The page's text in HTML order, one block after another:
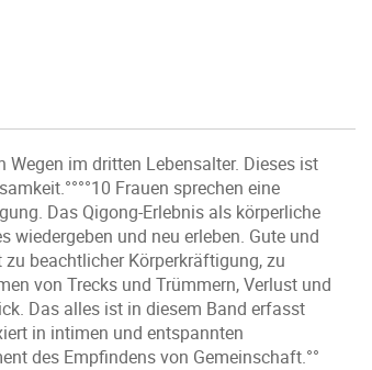
im dritten Lebensalter. Dieses ist
Frauen sprechen eine
Das Qigong-Erlebnis als körperliche
und neu erleben. Gute und
beachtlicher Körperkräftigung, zu
von Trecks und Trümmern, Verlust und
Das alles ist in diesem Band erfasst
in intimen und entspannten
des Empfindens von Gemeinschaft.°°